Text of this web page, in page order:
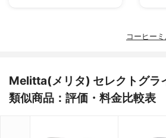
コーヒー
Melitta(メリタ) セレクトグラ
類似商品：評価・料金比較表